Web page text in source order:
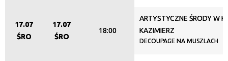
Miejsce
17.07
ŚRO
17.07
ŚRO
18:00
ARTYSTYCZNE ŚRODY W
KAZIMIERZ
DECOUPAGE NA MUSZLACH